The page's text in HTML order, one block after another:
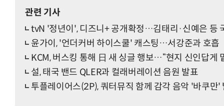
관련 기사
tvN '정년이', 디즈니+ 공개확정…김태리·신예은 등
윤가이, '언더커버 하이스쿨' 캐스팅…서강준과 호흡
KCM, 버스킹 통해 日 새 싱글 행보…“현지 신인답게
설, 태국 밴드 QLER과 컬래버레이션 음원 발표
투플레이어스(2P), 쿼터뮤직 함께 감각 음악 '바쿠만'